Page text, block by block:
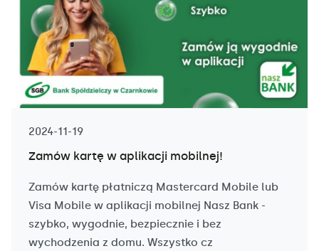
2024-11-19
Zamów kartę w aplikacji mobilnej!
Zamów kartę płatniczą Mastercard Mobile lub
Visa Mobile w aplikacji mobilnej Nasz Bank -
szybko, wygodnie, bezpiecznie i bez
wychodzenia z domu. Wszystko cz